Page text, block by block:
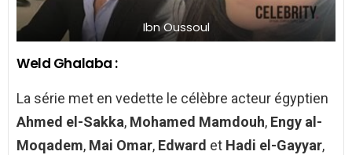
Ibn Oussoul
Weld Ghalaba :
La série met en vedette le célèbre acteur égyptien
Ahmed el-Sakka, Mohamed Mamdouh, Engy al-
Moqadem, Mai Omar, Edward et Hadi el-Gayyar,